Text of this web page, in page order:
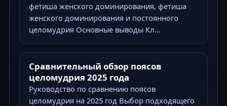
фетиша женского доминирования, фетиша
женского доминирования и постоянного
целомудрия Основные выводы Кл...
Сравнительный обзор поясов
целомудрия 2025 года
Руководство по сравнению поясов
целомудрия на 2025 год Выбор подходящего